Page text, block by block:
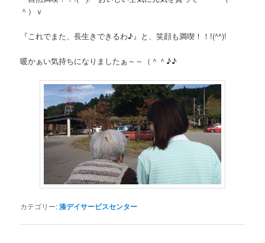
＾）ｖ
『これでまた、長生きできるわ♪』と、笑顔も満喫！！!(^^)!
暖かぁい気持ちになりましたぁ～～（＾＾♪♪
カテゴリー:湊デイサービスセンター